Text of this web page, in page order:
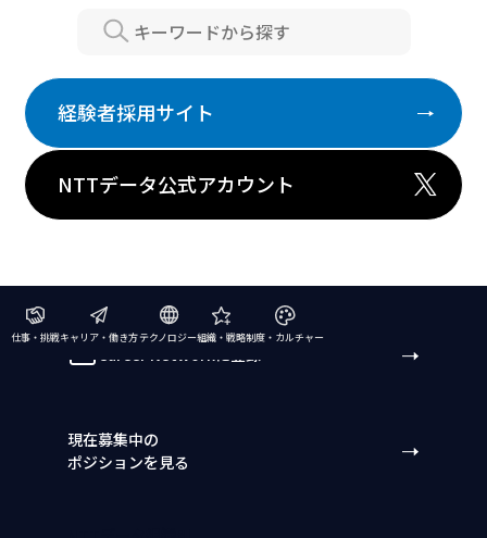
Search
経験者採用サイト
NTTデータ公式アカウント
仕事・挑戦キャリア・働き方テクノロジー組織・戦略制度・カルチャー
Career Networkに登録
現在募集中の
ポジションを見る